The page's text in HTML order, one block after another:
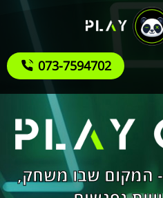
073-7594702
רשת Play Game - המקום שבו משחק,